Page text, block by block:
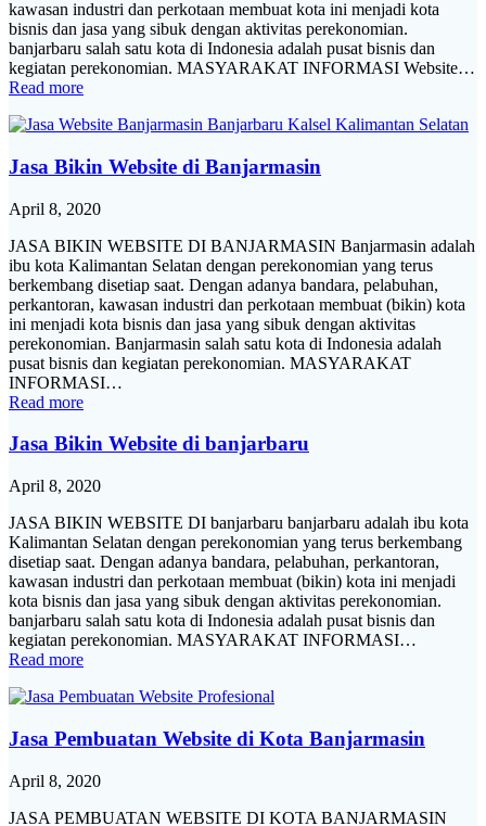
kawasan industri dan perkotaan membuat kota ini menjadi kota
bisnis dan jasa yang sibuk dengan aktivitas perekonomian.
banjarbaru salah satu kota di Indonesia adalah pusat bisnis dan
kegiatan perekonomian. MASYARAKAT INFORMASI Website…
Read more
Jasa Bikin Website di Banjarmasin
April 8, 2020
JASA BIKIN WEBSITE DI BANJARMASIN Banjarmasin adalah
ibu kota Kalimantan Selatan dengan perekonomian yang terus
berkembang disetiap saat. Dengan adanya bandara, pelabuhan,
perkantoran, kawasan industri dan perkotaan membuat (bikin) kota
ini menjadi kota bisnis dan jasa yang sibuk dengan aktivitas
perekonomian. Banjarmasin salah satu kota di Indonesia adalah
pusat bisnis dan kegiatan perekonomian. MASYARAKAT
INFORMASI…
Read more
Jasa Bikin Website di banjarbaru
April 8, 2020
JASA BIKIN WEBSITE DI banjarbaru banjarbaru adalah ibu kota
Kalimantan Selatan dengan perekonomian yang terus berkembang
disetiap saat. Dengan adanya bandara, pelabuhan, perkantoran,
kawasan industri dan perkotaan membuat (bikin) kota ini menjadi
kota bisnis dan jasa yang sibuk dengan aktivitas perekonomian.
banjarbaru salah satu kota di Indonesia adalah pusat bisnis dan
kegiatan perekonomian. MASYARAKAT INFORMASI…
Read more
Jasa Pembuatan Website di Kota Banjarmasin
April 8, 2020
JASA PEMBUATAN WEBSITE DI KOTA BANJARMASIN